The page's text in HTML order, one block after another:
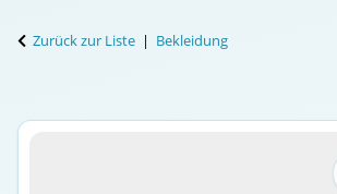
Zurück zur Liste Bekleidung